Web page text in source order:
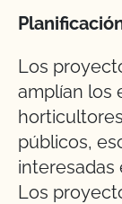
Los
amplían los
públicos,
interesadas
Los